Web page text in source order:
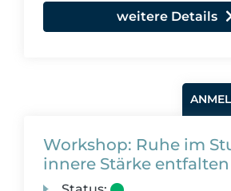
weitere Details
Workshop: Ruhe im
innere Stärke entfalten